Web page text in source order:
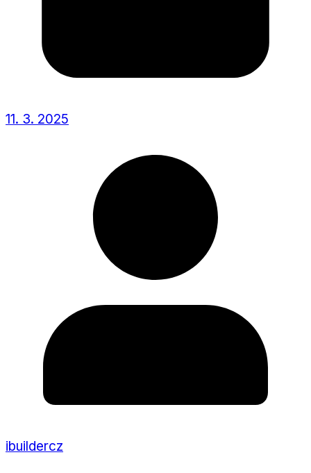
11. 3. 2025
ibuildercz